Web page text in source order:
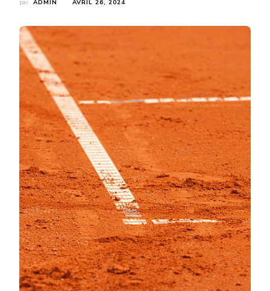
par ADMIN AVRIL 26, 2024